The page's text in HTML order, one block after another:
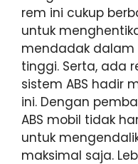
rem ini cukup
untuk
mendadak
tinggi. Serta, ada
sistem ABS hadir
ini. Dengan
ABS mobil tidak
untuk
maksimal saja.